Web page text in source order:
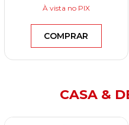
À vista no PIX
COMPRAR
CASA &